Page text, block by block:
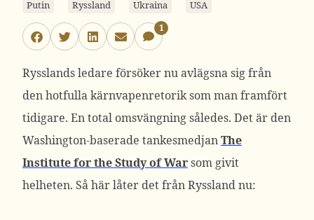
Putin Ryssland Ukraina USA
1
Rysslands ledare försöker nu avlägsna sig från
den hotfulla kärnvapenretorik som man framfört
tidigare. En total omsvängning således. Det är den
Washington-baserade tankesmedjanThe
Institute for the Study of Warsom givit
helheten. Så här låter det från Ryssland nu: